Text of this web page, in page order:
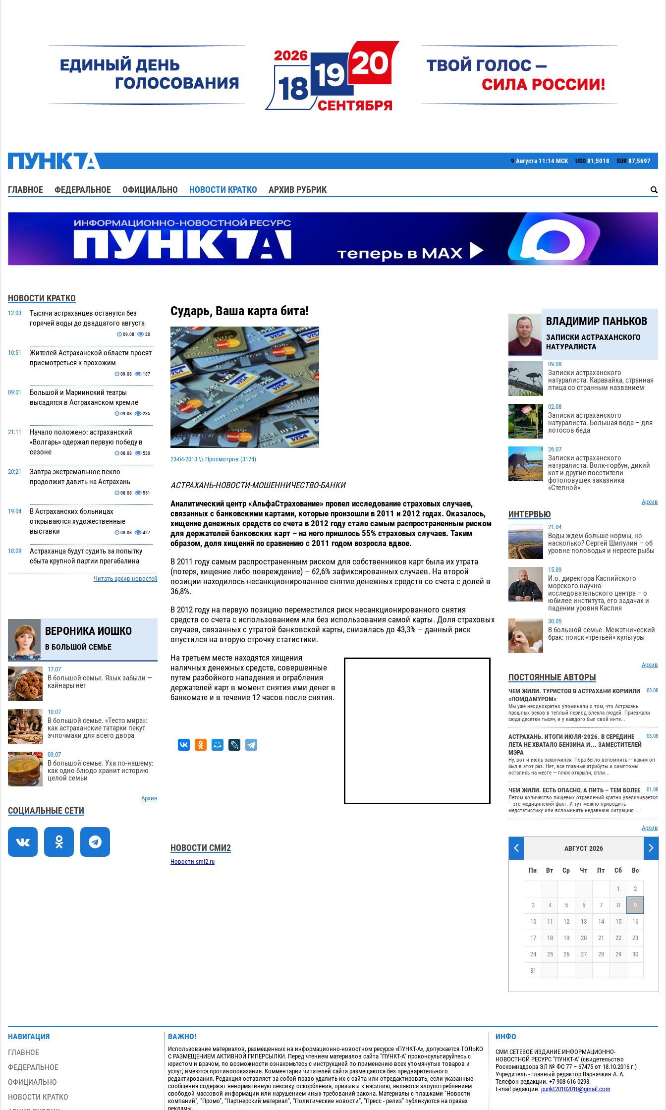
9 Августа 11:14 МСК USD 81,5018 EUR 87,5697
ГЛАВНОЕ ФЕДЕРАЛЬНОЕ ОФИЦИАЛЬНО НОВОСТИ КРАТКО АРХИВ РУБРИК
НОВОСТИ КРАТКО
12:03
Тысячи астраханцев останутся без
горячей воды до двадцатого августа
09.08 20
10:51
Жителей Астраханской области просят
присмотреться к прохожим
09.08 187
09:01
Большой и Мариинский театры
высадятся в Астраханском кремле
09.08 235
21:11
Начало положено: астраханский
«Волгарь» одержал первую победу в
сезоне
08.08 530
20:21
Завтра экстремальное пекло
продолжит давить на Астрахань
08.08 551
19:04
В Астраханских больницах
открываются художественные
выставки
08.08 427
18:09
Астраханца будут судить за попытку
сбыта крупной партии прегабалина
08.08 513
15:32
Ветеран из Астрахани отметил
столетний юбилей
14:19
Погибший на Донбассе волонтер из
Астрахани стал героем мурала
08.08 546
13:10
Подросток, перебегавший дорогу вне
перехода, попал под колеса авто в
Астрахани
08.08 668
12:02
Астраханский следком помог
честный труд
08.08 451
10:51
Фаворитская ноша: астраханские
гандболисты крупно проиграли
420
Астрахани осудили выходку молодого
лихача с улицы Никольской
Читать архив новостей
ВЕРОНИКА ИОШКО
В БОЛЬШОЙ СЕМЬЕ
17.07
В большой семье. Язык забыли —
кайнары нет
10.07
В большой семье. «Тесто мира»:
как астраханские татарки пекут
эчпочмаки для всего двора
03.07
В большой семье. Уха по-нашему:
как одно блюдо хранит историю
целой семьи
Архив
СОЦИАЛЬНЫЕ СЕТИ
Сударь, Ваша карта бита!
23-04-2013 \\ Просмотров (3174)
АСТРАХАНЬ-НОВОСТИ-МОШЕННИЧЕСТВО-БАНКИ
Аналитический центр «АльфаСтрахование» провел исследование страховых случаев,
связанных с банковскими картами, которые произошли в 2011 и 2012 годах. Оказалось,
хищение денежных средств со счета в 2012 году стало самым распространенным риском
для держателей банковских карт – на него пришлось 55% страховых случаев. Таким
образом, доля хищений по сравнению с 2011 годом возросла вдвое.
В 2011 году самым распространенным риском для собственников карт была их утрата
(потеря, хищение либо повреждение) – 62,6% зафиксированных случаев. На второй
позиции находилось несанкционированное снятие денежных средств со счета с долей в
36,8%.
В 2012 году на первую позицию переместился риск несанкционированного снятия
средств со счета с использованием или без использования самой карты. Доля страховых
случаев, связанных с утратой банковской карты, снизилась до 43,3% – данный риск
опустился на вторую строчку статистики.
На третьем месте находятся хищения
наличных денежных средств, совершенные
путем разбойного нападения и ограбления
держателей карт в момент снятия ими денег в
банкомате и в течение 12 часов после снятия.
НОВОСТИ СМИ2
Новости smi2.ru
ВЛАДИМИР ПАНЬКОВ
ЗАПИСКИ АСТРАХАНСКОГО
НАТУРАЛИСТА
09.08
Записки астраханского
натуралиста. Каравайка, странная
птица со странным названием
02.08
Записки астраханского
натуралиста. Большая вода – для
лотосов беда
26.07
Записки астраханского
натуралиста. Волк-горбун, дикий
кот и другие посетители
фотоловушек заказника
«Степной»
Архив
ИНТЕРВЬЮ
21.04
Воды ждем больше нормы, но
насколько? Сергей Шипулин – об
уровне половодья и нересте рыбы
15.09
И.о. директора Каспийского
морского научно-
исследовательского центра – о
юбилее института, его задачах и
падении уровня Каспия
30.05
В большой семье. Межэтнический
брак: поиск «третьей» культуры
Архив
ПОСТОЯННЫЕ АВТОРЫ
ЧЕМ ЖИЛИ. ТУРИСТОВ В АСТРАХАНИ КОРМИЛИ
«ПОМДАМУРОМ»
08.08
Мы уже неоднократно упоминали о том, что Астрахань
прошлых веков в теплый период влекла людей. Приезжали
сюда десятки тысяч, и у каждого был свой инте...
АСТРАХАНЬ. ИТОГИ ИЮЛЯ-2026. В СЕРЕДИНЕ
ЛЕТА НЕ ХВАТАЛО БЕНЗИНА И… ЗАМЕСТИТЕЛЕЙ
МЭРА
03.08
Ну, вот и июль закончился. Пора бегло вспомнить — каким он
был в этот раз. Нет, все главные атрибуты и симптомы
остались на месте — пляж открыли, спли...
ЧЕМ ЖИЛИ. ЕСТЬ ОПАСНО, А ПИТЬ – ТЕМ БОЛЕЕ
01.08
Летом количество пищевых отравлений кратно увеличивается
– это медицинский факт. И тут можно приводить
медстатистику или вспоминать недавнюю ситуацию ...
Архив
АВГУСТ 2026
Пн Вт Ср Чт Пт Сб Вс
1 2
3 4 5 6 7 8 9
10 11 12 13 14 15 16
17 18 19 20 21 22 23
24 25 26 27 28 29 30
31
НАВИГАЦИЯ
ГЛАВНОЕ
ФЕДЕРАЛЬНОЕ
ОФИЦИАЛЬНО
НОВОСТИ КРАТКО
ВАЖНО!
Использование материалов, размещенных на информационно-новостном ресурсе «ПУНКТ-А», допускается ТОЛЬКО
С РАЗМЕЩЕНИЕМ АКТИВНОЙ ГИПЕРСЫЛКИ. Перед чтением материалов сайта "ПУНКТ-А" проконсультируйтесь с
юристом и врачом, по возможности ознакомьтесь с инструкцией по применению всех упомянутых товаров и
услуг; имеются противопоказания. Комментарии читателей сайта размещаются без предварительного
редактирования. Редакция оставляет за собой право удалить их с сайта или отредактировать, если указанные
сообщения содержат ненормативную лексику, оскорбления, призывы к насилию, являются злоупотреблением
свободой массовой информации или нарушением иных требований закона. Материалы с плашками "Новости
компаний", "Промо", "Партнерский материал", "Политические новости", "Пресс - релиз" публикуются на правах
рекламы.
ИНФО
СМИ СЕТЕВОЕ ИЗДАНИЕ ИНФОРМАЦИОННО-
НОВОСТНОЙ РЕСУРС "ПУНКТ-А" (свидетельство
Роскомнадзора ЭЛ № ФС 77 – 67475 от 18.10.2016 г.)
Учредитель - главный редактор Варначкин А. А.
Телефон редакции. +7-908-616-0293.
E-mail редакции: punkt20102010@gmail.com